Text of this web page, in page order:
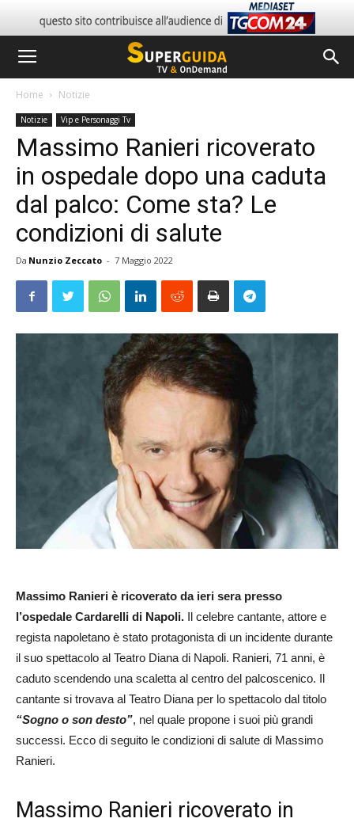
Home Notizie
Notizie Vip e Personaggi Tv
Massimo Ranieri ricoverato
in ospedale dopo una caduta
dal palco: Come sta? Le
condizioni di salute
Da Nunzio Zeccato - 7 Maggio 2022
Massimo Ranieri è ricoverato da ieri sera presso
l’ospedale Cardarelli di Napoli. Il celebre cantante, attore e
regista napoletano è stato protagonista di un incidente durante
il suo spettacolo al Teatro Diana di Napoli. Ranieri, 71 anni, è
caduto scendendo una scaletta al centro del palcoscenico. Il
cantante si trovava al Teatro Diana per lo spettacolo dal titolo
“Sogno o son desto”, nel quale propone i suoi più grandi
successi. Ecco di seguito le condizioni di salute di Massimo
Ranieri.
Massimo Ranieri ricoverato in